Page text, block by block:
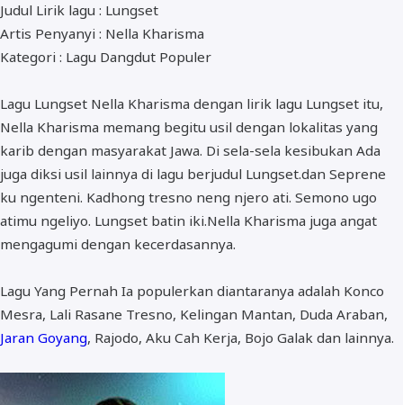
ALMANAR
RELIGI RAMADHAN
Judul Lirik lagu : Lungset
Artis Penyanyi : Nella Kharisma
Kategori : Lagu Dangdut Populer
Lagu Lungset Nella Kharisma dengan lirik lagu Lungset itu,
Nella Kharisma memang begitu usil dengan lokalitas yang
karib dengan masyarakat Jawa. Di sela-sela kesibukan Ada
juga diksi usil lainnya di lagu berjudul Lungset.dan Seprene
ku ngenteni. Kadhong tresno neng njero ati. Semono ugo
atimu ngeliyo. Lungset batin iki.Nella Kharisma juga angat
mengagumi dengan kecerdasannya.
Lagu Yang Pernah Ia populerkan diantaranya adalah Konco
Mesra, Lali Rasane Tresno, Kelingan Mantan, Duda Araban,
Jaran Goyang, Rajodo, Aku Cah Kerja, Bojo Galak dan lainnya.